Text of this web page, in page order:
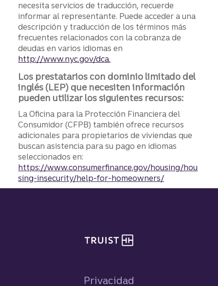
necesita servicios de traducción, recuerde
informar al representante. Puede acceder a una
descripción y traducción de los términos más
frecuentes relacionados con la cobranza de
deudas en varios idiomas en
http://www.nyc.gov/dca.
Los prestatarios con dominio limitado del
inglés (LEP) que necesiten información
pueden utilizar los siguientes recursos:
La Oficina para la Protección Financiera del
Consumidor (CFPB) también ofrece recursos
adicionales para propietarios de viviendas que
buscan asistencia para su pago en idiomas
seleccionados en:
https://www.consumerfinance.gov/housing/hou
sing-insecurity/help-for-homeowners/
Privacidad